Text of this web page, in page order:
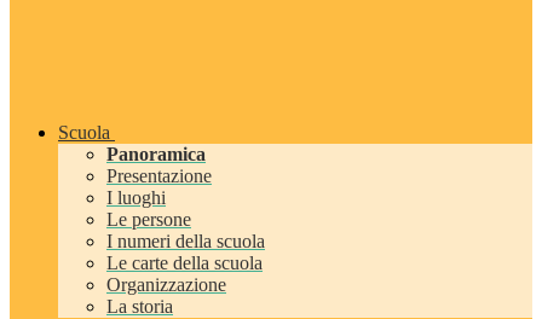
Scuola
Panoramica
Presentazione
I luoghi
Le persone
I numeri della scuola
Le carte della scuola
Organizzazione
La storia